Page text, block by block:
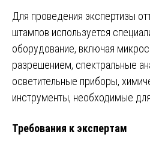
Для проведения экспертизы
штампов используется
оборудование, включая
разрешением, спектральные
осветительные приборы,
инструменты, необходимые
Требования к экспертам